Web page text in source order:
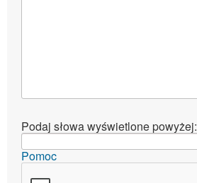
Podaj słowa wyświetlone powyżej:
Pomoc